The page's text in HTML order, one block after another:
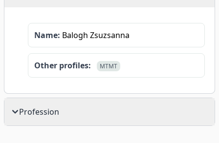
Name: Balogh Zsuzsanna
Other profiles: MTMT
Profession